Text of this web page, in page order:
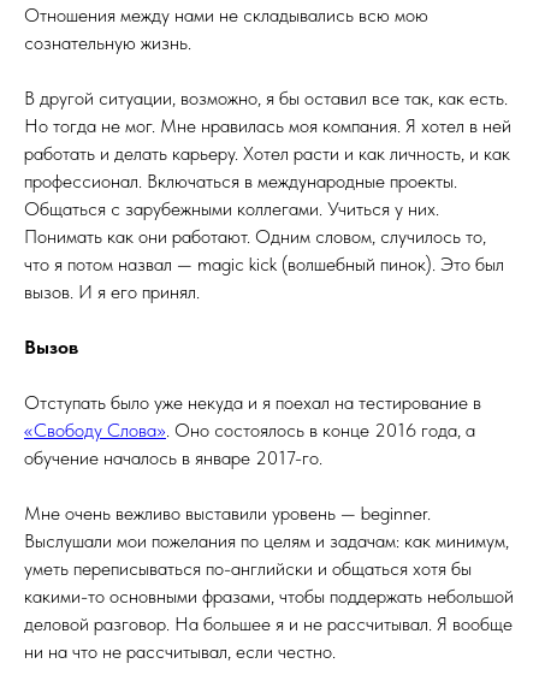
Отношения между нами не складывались всю мою
сознательную жизнь.
В другой ситуации, возможно, я бы оставил все так, как есть.
Но тогда не мог. Мне нравилась моя компания. Я хотел в ней
работать и делать карьеру. Хотел расти и как личность, и как
профессионал. Включаться в международные проекты.
Общаться с зарубежными коллегами. Учиться у них.
Понимать как они работают. Одним словом, случилось то,
что я потом назвал — magic kick (волшебный пинок). Это был
вызов. И я его принял.
Вызов
Отступать было уже некуда и я поехал на тестирование в
«Свободу Слова». Оно состоялось в конце 2016 года, а
обучение началось в январе 2017-го.
Мне очень вежливо выставили уровень — beginner.
Выслушали мои пожелания по целям и задачам: как минимум,
уметь переписываться по-английски и общаться хотя бы
какими-то основными фразами, чтобы поддержать небольшой
деловой разговор. На большее я и не рассчитывал. Я вообще
ни на что не рассчитывал, если честно.